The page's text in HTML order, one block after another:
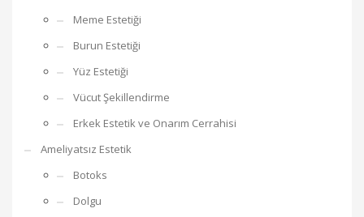
Meme Estetiği
Burun Estetiği
Yüz Estetiği
Vücut Şekillendirme
Erkek Estetik ve Onarım Cerrahisi
Ameliyatsız Estetik
Botoks
Dolgu